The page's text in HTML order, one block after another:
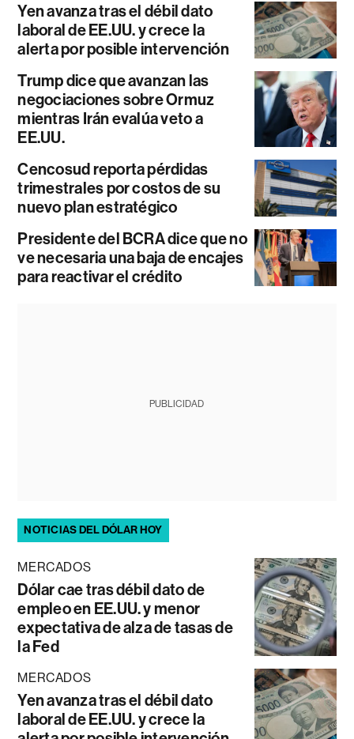
Yen avanza tras el débil dato
laboral de EE.UU. y crece la
alerta por posible intervención
Trump dice que avanzan las
negociaciones sobre Ormuz
mientras Irán evalúa veto a
EE.UU.
Cencosud reporta pérdidas
trimestrales por costos de su
nuevo plan estratégico
Presidente del BCRA dice que no
ve necesaria una baja de encajes
para reactivar el crédito
PUBLICIDAD
NOTICIAS DEL DÓLAR HOY
MERCADOS
Dólar cae tras débil dato de
empleo en EE.UU. y menor
expectativa de alza de tasas de
la Fed
MERCADOS
Yen avanza tras el débil dato
laboral de EE.UU. y crece la